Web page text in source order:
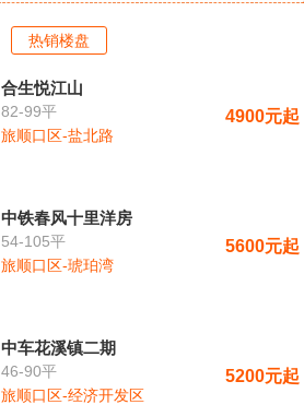
热销楼盘
合生悦江山
82-99平
旅顺口区-盐北路
4900元起
中铁春风十里洋房
54-105平
旅顺口区-琥珀湾
5600元起
中车花溪镇二期
46-90平
旅顺口区-经济开发区
5200元起